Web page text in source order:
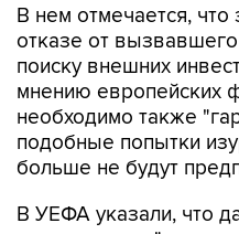
В нем отмечается,
отказе от
поиску внешних
мнению европейских
необходимо также
подобные попытки
больше не будут
В УЕФА указали, что